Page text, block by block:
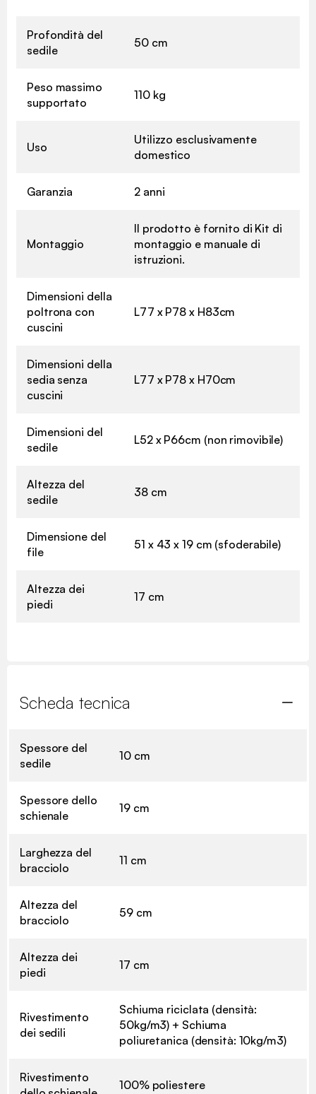
Profondità del
sedile
50 cm
Peso massimo
supportato
110 kg
Uso
Utilizzo esclusivamente
domestico
Garanzia 2 anni
Montaggio
Il prodotto è fornito di Kit di
montaggio e manuale di
istruzioni.
Dimensioni della
poltrona con
cuscini
L77 x P78 x H83cm
Dimensioni della
sedia senza
cuscini
L77 x P78 x H70cm
Dimensioni del
sedile
L52 x P66cm (non rimovibile)
Altezza del
sedile
38 cm
Dimensione del
file
51 x 43 x 19 cm (sfoderabile)
Altezza dei
piedi
17 cm
Scheda tecnica
Spessore del
sedile
10 cm
Spessore dello
schienale
19 cm
Larghezza del
bracciolo
11 cm
Altezza del
bracciolo
59 cm
Altezza dei
piedi
17 cm
Rivestimento
dei sedili
Schiuma riciclata (densità:
50kg/m3) + Schiuma
poliuretanica (densità: 10kg/m3)
Rivestimento
100% poliestere